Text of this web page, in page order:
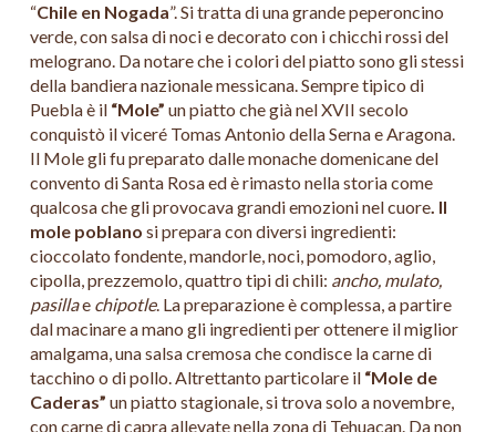
“Chile en Nogada”. Si tratta di una grande peperoncino
verde, con salsa di noci e decorato con i chicchi rossi del
melograno. Da notare che i colori del piatto sono gli stessi
della bandiera nazionale messicana. Sempre tipico di
Puebla è il “Mole” un piatto che già nel XVII secolo
conquistò il viceré Tomas Antonio della Serna e Aragona.
Il Mole gli fu preparato dalle monache domenicane del
convento di Santa Rosa ed è rimasto nella storia come
qualcosa che gli provocava grandi emozioni nel cuore. Il
mole poblano si prepara con diversi ingredienti:
cioccolato fondente, mandorle, noci, pomodoro, aglio,
cipolla, prezzemolo, quattro tipi di chili: ancho, mulato,
pasillaechipotle. La preparazione è complessa, a partire
dal macinare a mano gli ingredienti per ottenere il miglior
amalgama, una salsa cremosa che condisce la carne di
tacchino o di pollo. Altrettanto particolare il “Mole de
Caderas” un piatto stagionale, si trova solo a novembre,
con carne di capra allevate nella zona di Tehuacan. Da non